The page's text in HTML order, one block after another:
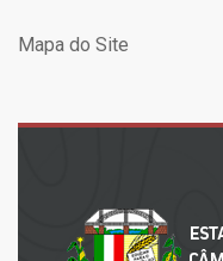
Mapa do Site